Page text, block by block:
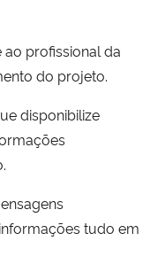
profissional da
do projeto.
disponibilize
tudo em